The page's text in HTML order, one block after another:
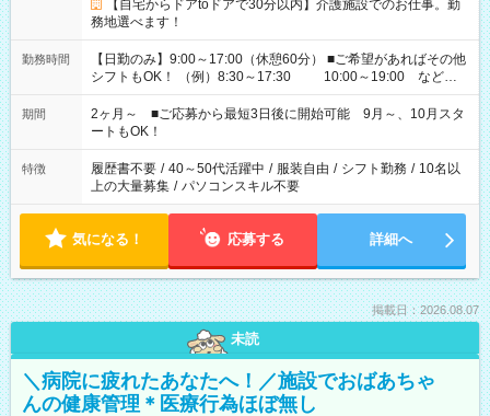
【自宅からドアtoドアで30分以内】介護施設でのお仕事。勤
務地選べます！
勤務時間
【日勤のみ】9:00～17:00（休憩60分） ■ご希望があればその他
シフトもOK！ （例）8:30～17:30 10:00～19:00 など
「家族とお休みを合わせたい」 「できれば残業はしたくない」
など、あなたのご希望に沿ったお仕事をご紹介します！ ※Wワ
ーク希望の方へ 今ご覧のお仕事で希望する勤務時間と、もう1つ
のお仕事の勤務時間。 合計で週40時間を超える場合は応募でき
ません
期間
2ヶ月～ ■ご応募から最短3日後に開始可能 9月～、10月スタ
ートもOK！
特徴 履歴書不要 / 40～50代活躍中 / 服装自由 / シフト勤務 / 10名以
上の大量募集 / パソコンスキル不要
気になる！ 応募する 詳細へ
掲載日：2026.08.07
未読
＼病院に疲れたあなたへ！／施設でおばあちゃ
んの健康管理＊医療行為ほぼ無し